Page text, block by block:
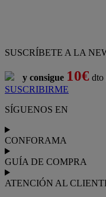
SUSCRÍBETE A LA
y consigue 10€ dto
SUSCRIBIRME
SÍGUENOS EN
CONFORAMA
GUÍA DE COMPRA
ATENCIÓN AL